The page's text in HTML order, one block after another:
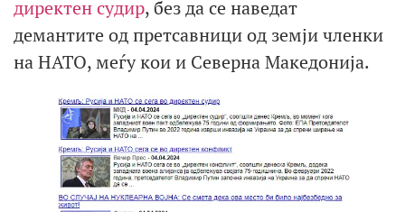
директен судир, без да се наведат
демантите од претсавници од земји членки
на НАТО, меѓу кои и Северна Македонија.